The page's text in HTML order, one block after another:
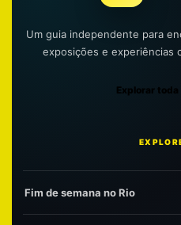
Um guia independente para
exposições e experiências
Explorar toda
Fim de semana no Rio